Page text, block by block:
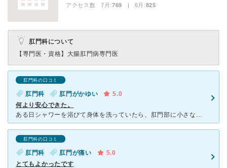
アクセス数 7月:769 | 6月:825
肛門科について
【専門医・資格】 大腸肛門病専門医
肛門科の口コミ
肛門科 肛門がかゆい
5.0
何より安心できた。
ある日シャワーを浴びて身体を洗っていたら、肛門部に小さな腫れを確認。 不安になり妻に見てもらうとやはり小さな腫れがあるようで、受診を決めました。 今まで痔を患った経験がなく、不安な気持ちでしたが、
肛門科の口コミ
肛門科 肛門が痛い
5.0
とてもよかったです